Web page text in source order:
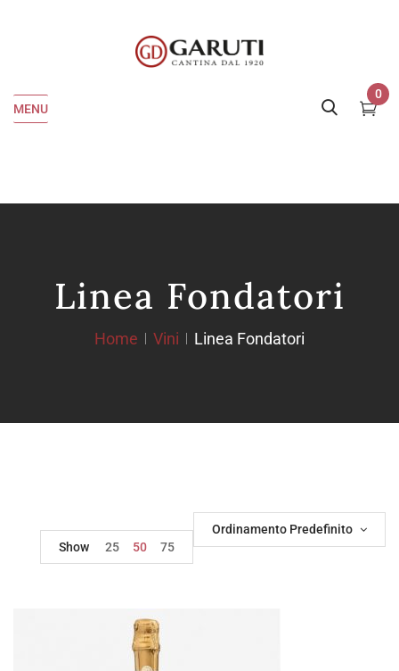
MENU
0
Linea Fondatori
Home Vini Linea Fondatori
Ordinamento Predefinito
Show
25 50 75